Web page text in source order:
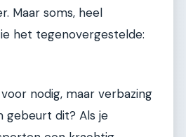
Maar soms, heel
het tegenovergestelde:
nodig, maar verbazing
gebeurt dit? Als je